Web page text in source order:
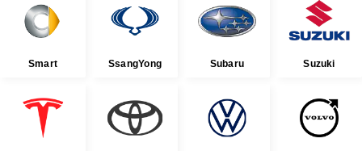
Smart SsangYong Subaru Suzuki